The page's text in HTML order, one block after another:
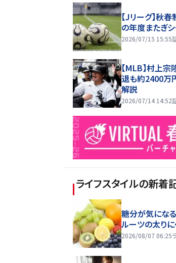
【Jリーグ】秋
の年度またぎ
2026/07/15 15:55
【MLB】村上
退も約2400万
解説
2026/07/14 14:52
ライフスタイルの新着
糖分が気にな
ルーツの太り
2026/08/07 06:25